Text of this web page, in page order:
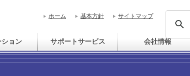
ホーム 基本方針 サイトマップ
ション サポートサービス 会社情報